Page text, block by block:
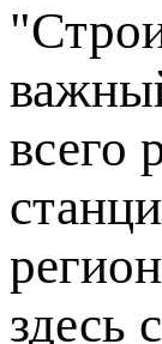
всего
здесь